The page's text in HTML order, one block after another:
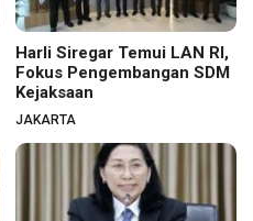
Harli Siregar Temui LAN RI,
Fokus Pengembangan SDM
Kejaksaan
JAKARTA